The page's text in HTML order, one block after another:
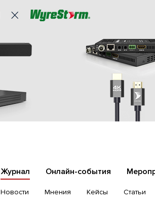
Журнал Онлайн-события
Новости Мнения Кейсы Статьи